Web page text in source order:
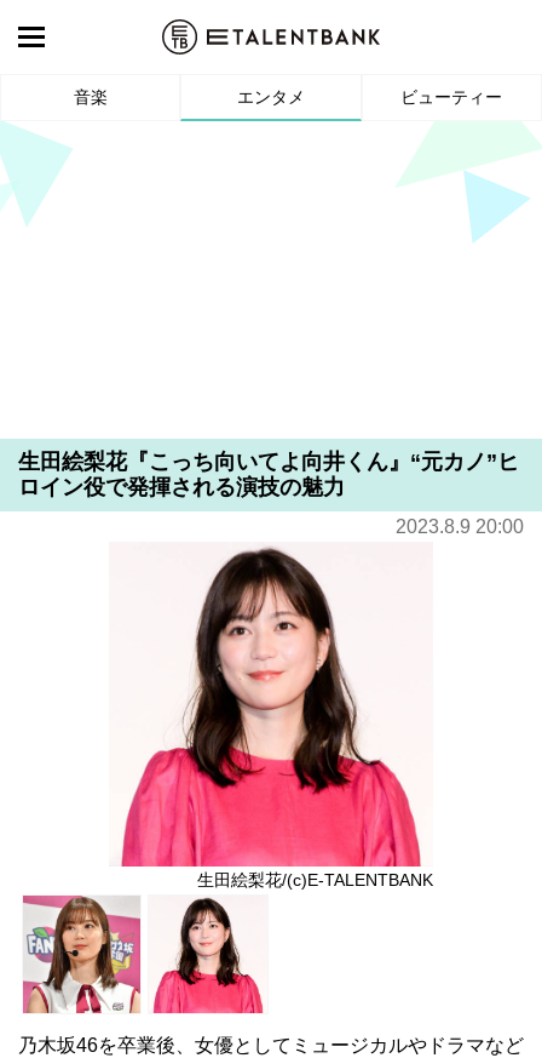
音楽 エンタメ ビューティー
生田絵梨花『こっち向いてよ向井くん』“元カノ”ヒ
ロイン役で発揮される演技の魅力
2023.8.9 20:00
生田絵梨花/(c)E-TALENTBANK
乃木坂46を卒業後、女優としてミュージカルやドラマなど